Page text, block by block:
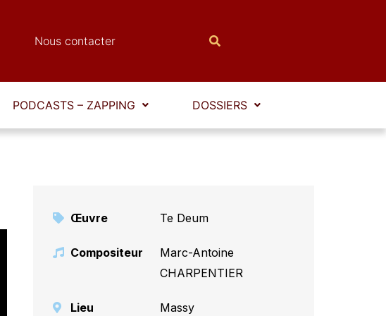
Nous contacter
PODCASTS – ZAPPING DOSSIERS
Œuvre Te Deum
Compositeur
Marc-Antoine
CHARPENTIER
Lieu Massy